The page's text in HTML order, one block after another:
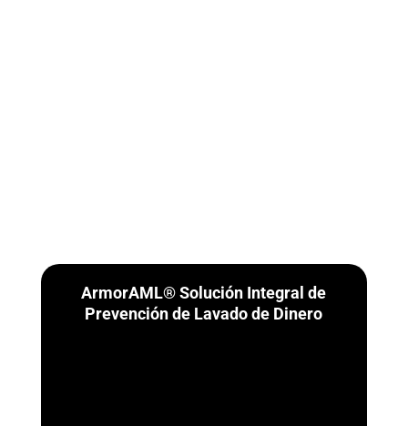
ArmorAML® Solución Integral de
Prevención de Lavado de Dinero